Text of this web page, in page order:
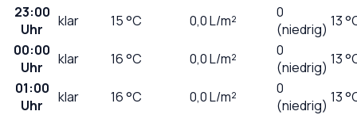
23:00
Uhr
klar 15°C 0,0L/m²
0
(niedrig) 13
00:00
Uhr
klar 16°C 0,0L/m²
0
(niedrig) 13
01:00
Uhr
klar 16°C 0,0L/m²
0
(niedrig) 13